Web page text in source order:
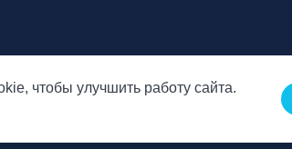
чтобы улучшить работу сайта.
«Красная
Чулково, ГК2026
персональных данных